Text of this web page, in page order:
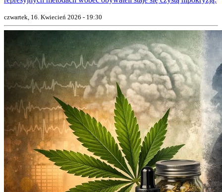
czwartek, 16. Kwiecień 2026 - 19:30